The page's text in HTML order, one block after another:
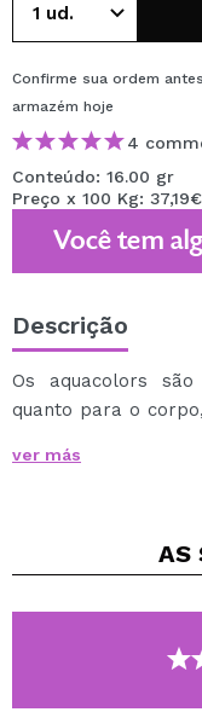
Confirme sua ordem
armazém hoje
4
Conteúdo: 16.00 gr
Preço x 100 Kg: 37,19€
Você tem
Descrição
Os aquacolors
quanto para o
iniciantes.
Disponível em uma
ver más
AS